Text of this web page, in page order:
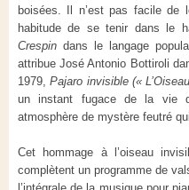
boisées. Il n’est pas facile
habitude de se tenir dans le
Crespin dans le langage
attribue José Antonio Bottiroli
1979,Pajaro invisible («
un instant fugace de la vie
atmosphère de mystère feutré
Cet hommage à l’oiseau
complètent un programme de